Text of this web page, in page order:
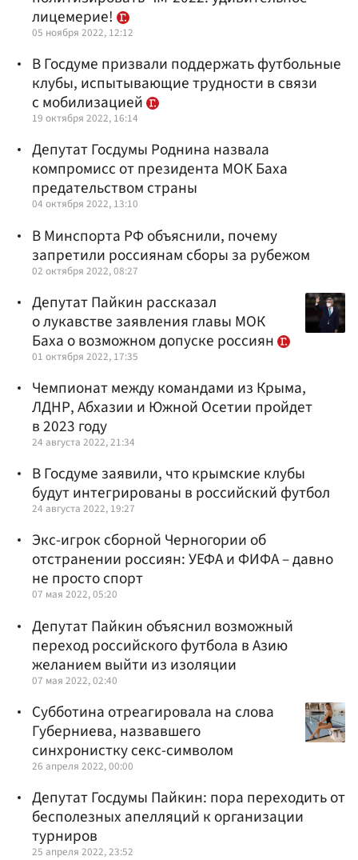
лицемерие!
05 ноября 2022, 12:12
В Госдуме призвали поддержать футбольные
клубы, испытывающие трудности в связи
с мобилизацией
19 октября 2022, 16:14
Депутат Госдумы Роднина назвала
компромисс от президента МОК Баха
предательством страны
04 октября 2022, 13:10
В Минспорта РФ объяснили, почему
запретили россиянам сборы за рубежом
02 октября 2022, 08:27
Депутат Пайкин рассказал
о лукавстве заявления главы МОК
Баха о возможном допуске россиян
01 октября 2022, 17:35
Чемпионат между командами из Крыма,
ЛДНР, Абхазии и Южной Осетии пройдет
в 2023 году
24 августа 2022, 21:34
В Госдуме заявили, что крымские клубы
будут интегрированы в российский футбол
24 августа 2022, 19:27
Экс-игрок сборной Черногории об
отстранении россиян: УЕФА и ФИФА – давно
не просто спорт
07 мая 2022, 05:20
Депутат Пайкин объяснил возможный
переход российского футбола в Азию
желанием выйти из изоляции
07 мая 2022, 02:40
Субботина отреагировала на слова
Губерниева, назвавшего
синхронистку секс-символом
26 апреля 2022, 00:00
Депутат Госдумы Пайкин: пора переходить от
бесполезных апелляций к организации
турниров
25 апреля 2022, 23:52